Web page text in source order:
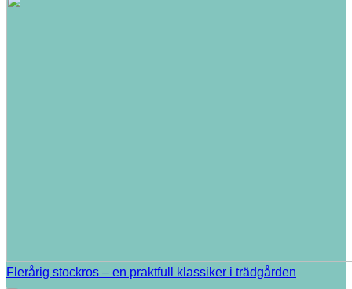
Flerårig stockros – en praktfull klassiker i trädgården